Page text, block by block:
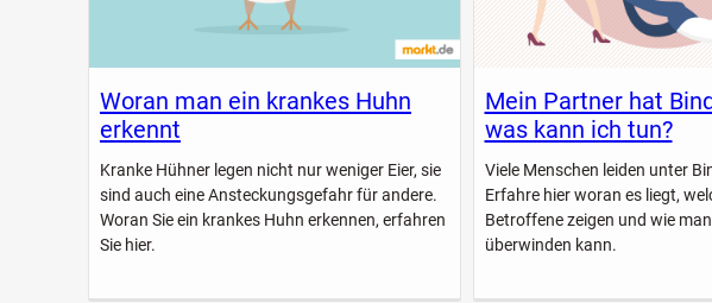
Woran man ein krankes Huhn
erkennt
Kranke Hühner legen nicht nur weniger Eier, sie
sind auch eine Ansteckungsgefahr für andere.
Woran Sie ein krankes Huhn erkennen, erfahren
Sie hier.
Mein Partner hat
was kann ich tun?
Viele Menschen leiden unter
Erfahre hier woran es liegt,
Betroffene zeigen und wie
überwinden kann.